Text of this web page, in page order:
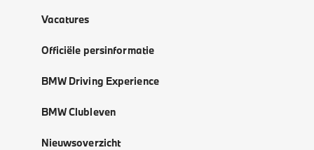
Vacatures
Officiële persinformatie
BMW Driving Experience
BMW Clubleven
Nieuwsoverzicht